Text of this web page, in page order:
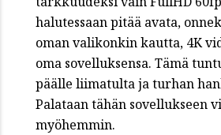
halutessaan pitää avata,
oman valikonkin kautta, 4K
oma sovelluksensa. Tämä
päälle liimatulta ja turhan
Palataan tähän sovellukseen
myöhemmin.